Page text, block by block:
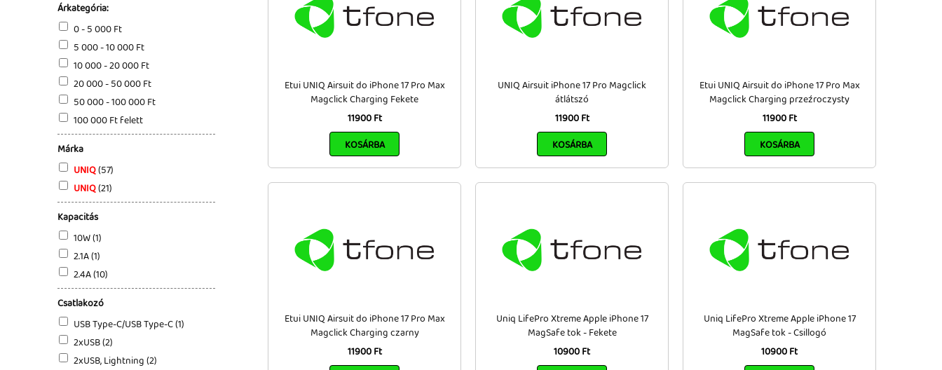
Árkategória:
0 - 5 000 Ft
5 000 - 10 000 Ft
10 000 - 20 000 Ft
20 000 - 50 000 Ft
50 000 - 100 000 Ft
100 000 Ft felett
Márka
UNIQ(57)
UNIQ(21)
Kapacitás
10W (1)
2.1A (1)
2.4A (10)
Csatlakozó
USB Type-C/USB Type-C (1)
2xUSB (2)
2xUSB, Lightning (2)
Etui UNIQ Airsuit do iPhone 17 Pro Max
Magclick Charging Fekete
11900 Ft
KOSÁRBA
UNIQ Airsuit iPhone 17 Pro Magclick
átlátszó
11900 Ft
KOSÁRBA
Etui UNIQ Airsuit do iPhone 17 Pro Max
Magclick Charging przeźroczysty
11900 Ft
KOSÁRBA
Etui UNIQ Airsuit do iPhone 17 Pro Max
Magclick Charging czarny
11900 Ft
Uniq LifePro Xtreme Apple iPhone 17
MagSafe tok - Fekete
10900 Ft
Uniq LifePro Xtreme Apple iPhone 17
MagSafe tok - Csillogó
10900 Ft